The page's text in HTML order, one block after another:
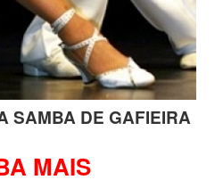
SAMBA DE GAFIEIRA
MAIS